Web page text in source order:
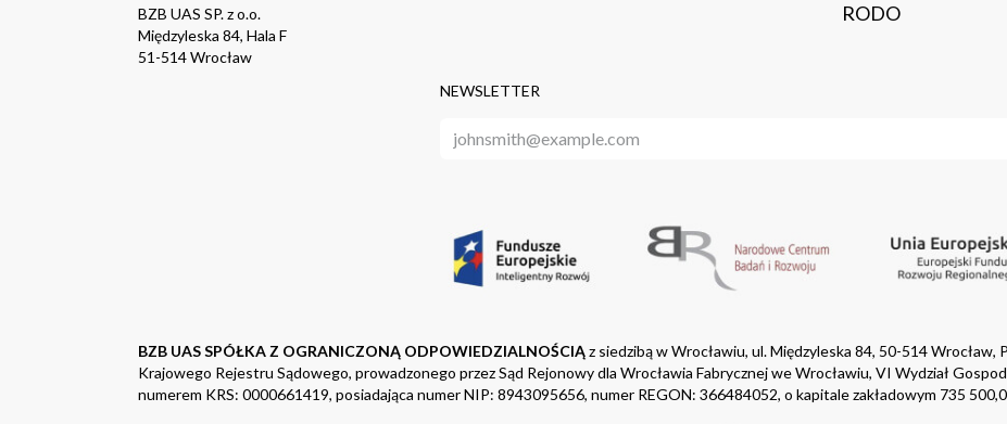
BZB UAS SP. z o.o.
Międzyleska 84, Hala F
51-514 Wrocław
NEWSLETTER
RODO
BZB UAS SPÓŁKA Z OGRANICZONĄ ODPOWIEDZIALNOŚCIĄz siedzibą w Wrocławiu, ul. Międzyleska 84, 50-514
Krajowego Rejestru Sądowego, prowadzonego przez Sąd Rejonowy dla Wrocławia Fabrycznej we Wrocławiu, VI Wydział
numerem KRS: 0000661419, posiadająca numer NIP: 8943095656, numer REGON: 366484052, o kapitale zakładowym 735